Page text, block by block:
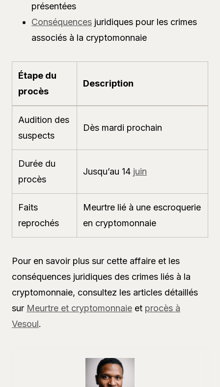
présentées
Conséquences juridiques pour les crimes
associés à la cryptomonnaie
Étape du
procès
Description
Audition des
suspects
Dès mardi prochain
Durée du
procès
Jusqu’au 14 juin
Faits
reprochés
Meurtre lié à une escroquerie
en cryptomonnaie
Pour en savoir plus sur cette affaire et les
conséquences juridiques des crimes liés à la
cryptomonnaie, consultez les articles détaillés
sur Meurtre et cryptomonnaie et procès à
Vesoul.